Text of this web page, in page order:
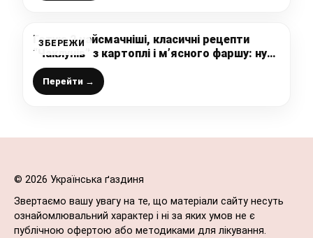
ЗБЕРЕЖИ
Готую 2 найсмачніші, класичні рецепти
“Чаклунів” з картоплі і м’ясного фаршу: ну
дуже смачно виходить і ситно
Перейти →
© 2026 Українська ґаздиня
Звертаємо вашу увагу на те, що матеріали сайту несуть
ознайомлювальний характер і ні за яких умов не є
публічною офертою або методиками для лікування.